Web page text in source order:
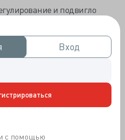
Вход
Вход
с помощью
и подвигло
профессиональной
Особенно активно
палата продвигает
защиты врачей и
юристов выразили
к защите врачей по реальным
Палаты успешно этим